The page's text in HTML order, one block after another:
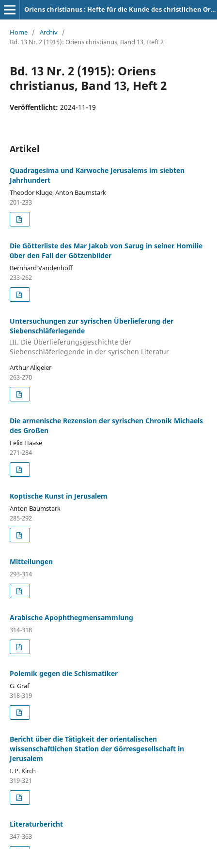
Oriens christianus : Hefte für die Kunde des christlichen Orients
Home / Archiv /
Bd. 13 Nr. 2 (1915): Oriens christianus, Band 13, Heft 2
Bd. 13 Nr. 2 (1915): Oriens
christianus, Band 13, Heft 2
Veröffentlicht: 2024-11-19
Artikel
Quadragesima und Karwoche Jerusalems im siebten
Jahrhundert
Theodor Kluge, Anton Baumstark
201-233
Die Götterliste des Mar Jakob von Sarug in seiner Homilie
über den Fall der Götzenbilder
Bernhard Vandenhoff
233-262
Untersuchungen zur syrischen Überlieferung der
Siebenschläferlegende
III. Die Überlieferungsgeschichte der
Siebenschläferlegende in der syrischen Literatur
Arthur Allgeier
263-270
Die armenische Rezension der syrischen Chronik Michaels
des Großen
Felix Haase
271-284
Koptische Kunst in Jerusalem
Anton Baumstark
285-292
Mitteilungen
293-314
Arabische Apophthegmensammlung
314-318
Polemik gegen die Schismatiker
G. Graf
318-319
Bericht über die Tätigkeit der orientalischen
wissenschaftlichen Station der Görresgesellschaft in
Jerusalem
I. P. Kirch
319-321
Literaturbericht
347-363